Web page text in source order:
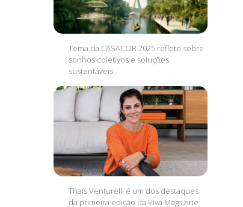
Tema da CASACOR 2025 reflete sobre
sonhos coletivos e soluções
sustentáveis
Thaís Venturelli é um dos destaques
da primeira edição da Viva Magazine